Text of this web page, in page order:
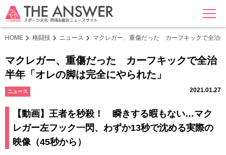
MENU
HOME 格闘技 ニュース マクレガー、重傷だった カーフキックで全治
マクレガー、重傷だった カーフキックで全治
半年「オレの脚は完全にやられた」
ニュース 2021.01.27
【動画】王者を秒殺！ 瞬きする暇もない…マク
レガー左フック一閃、わずか13秒で沈める実際の
映像（45秒から）